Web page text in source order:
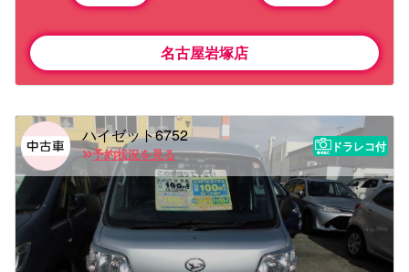
名古屋岩塚店
ハイゼット6752
予約状況を見る
ドラレコ付